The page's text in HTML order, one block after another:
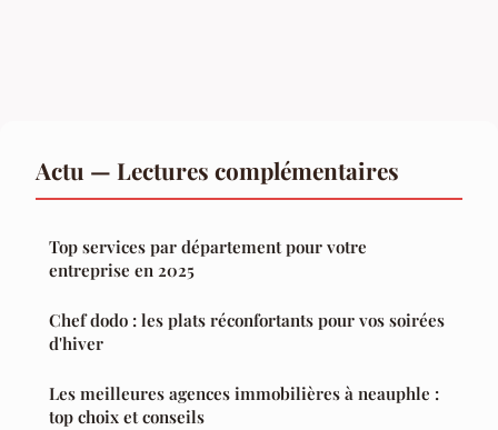
Actu — Lectures complémentaires
Top services par département pour votre
entreprise en 2025
Chef dodo : les plats réconfortants pour vos soirées
d'hiver
Les meilleures agences immobilières à neauphle :
top choix et conseils